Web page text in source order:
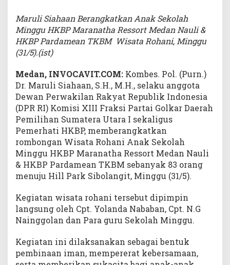
n
e
r
g
a
t
k
a
n
A
n
a
k
S
o
l
a
M
i
n
Maruli Siahaan Berangkatkan Anak Sekolah
Minggu HKBP Maranatha Ressort Medan Nauli &
HKBP Pardamean TKBM Wisata Rohani, Minggu
(31/5).(ist)
Medan, INVOCAVIT.COM: Kombes. Pol. (Purn.)
Dr. Maruli Siahaan, S.H., M.H., selaku anggota
Dewan Perwakilan Rakyat Republik Indonesia
(DPR RI) Komisi XIII Fraksi Partai Golkar Daerah
Pemilihan Sumatera Utara I sekaligus
Pemerhati HKBP, memberangkatkan
rombongan Wisata Rohani Anak Sekolah
Minggu HKBP Maranatha Ressort Medan Nauli
& HKBP Pardamean TKBM sebanyak 83 orang
menuju Hill Park Sibolangit, Minggu (31/5).
Kegiatan wisata rohani tersebut dipimpin
langsung oleh Cpt. Yolanda Nababan, Cpt. N.G
Nainggolan dan Para guru Sekolah Minggu.
Kegiatan ini dilaksanakan sebagai bentuk
pembinaan iman, mempererat kebersamaan,